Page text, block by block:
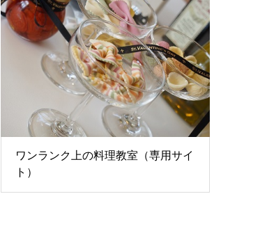
ワンランク上の料理教室（専用サイ
ト）